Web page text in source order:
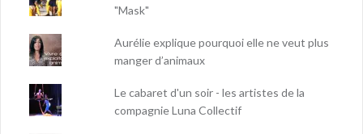
"Mask"
Aurélie explique pourquoi elle ne veut plus
manger d’animaux
Le cabaret d'un soir - les artistes de la
compagnie Luna Collectif